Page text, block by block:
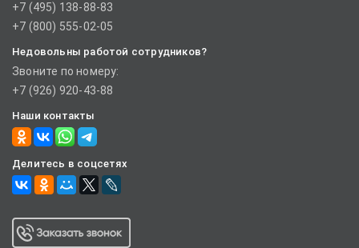
+7 (495) 138-88-83
+7 (800) 555-02-05
Недовольны работой сотрудников?
Звоните по номеру:
+7 (926) 920-43-88
Наши контакты
Делитесь в соцсетях